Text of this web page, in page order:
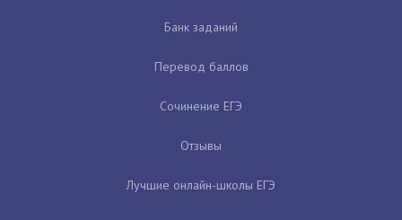
Банк заданий
Перевод баллов
Сочинение ЕГЭ
Отзывы
Лучшие онлайн-школы ЕГЭ